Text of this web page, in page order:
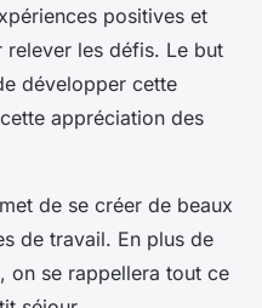
positives et
les défis. Le but
développer cette
appréciation des
de se créer de beaux
de travail. En plus de
on se rappellera tout ce